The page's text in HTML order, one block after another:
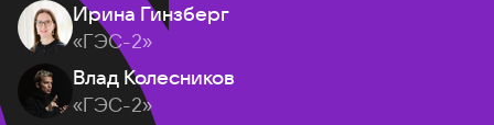
Ирина Гинзберг
«ГЭС-2»
Влад Колесников
«ГЭС-2»